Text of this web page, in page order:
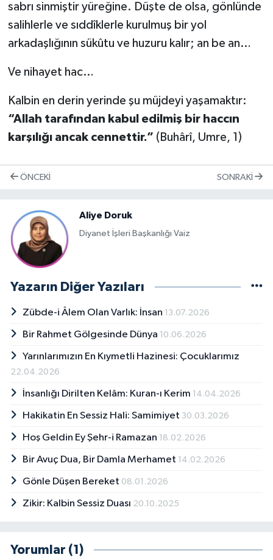
sabrı sinmiştir yüreğine. Düşte de olsa, gönlünde
salihlerle ve sıddîklerle kurulmuş bir yol
arkadaşlığının sükûtu ve huzuru kalır; an be an…
Ve nihayet hac…
Kalbin en derin yerinde şu müjdeyi yaşamaktır:
“Allah tarafından kabul edilmiş bir haccın
karşılığı ancak cennettir.” (Buhârî, Umre, 1)
ÖNCEKI SONRAKI
Aliye Doruk
Diyanet İşleri Başkanlığı Vaiz
Yazarın Diğer Yazıları
Zübde-i Âlem Olan Varlık: İnsan 13.07.2026
Bir Rahmet Gölgesinde Dünya 10.06.2026
Yarınlarımızın En Kıymetli Hazinesi: Çocuklarımız
22.04.2026
İnsanlığı Dirilten Kelâm: Kuran-ı Kerim 14.04.2026
Hakikatin En Sessiz Hali: Samimiyet 30.03.2026
Hoş Geldin Ey Şehr-i Ramazan 18.02.2026
Bir Avuç Dua, Bir Damla Merhamet 14.02.2026
Gönle Düşen Bereket 08.01.2026
Zikir: Kalbin Sessiz Duası 20.10.2025
Yorumlar (1)